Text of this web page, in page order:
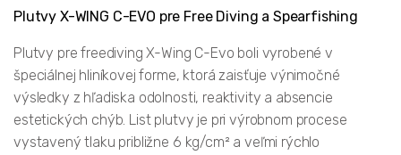
Plutvy X-WING C-EVO pre Free Diving a Spearfishing
Plutvy pre freediving X-Wing C-Evo boli vyrobené v
špeciálnej hliníkovej forme, ktorá zaisťuje výnimočné
výsledky z hľadiska odolnosti, reaktivity a absencie
estetických chýb. List plutvy je pri výrobnom procese
vystavený tlaku približne 6 kg/cm² a veľmi rýchlo